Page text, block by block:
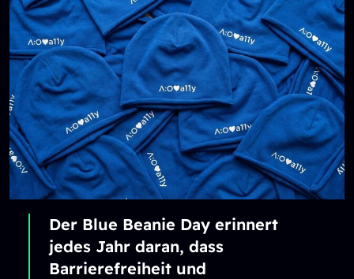
namensgebenden blauen
Mützen und rufen Unternehmen
auf, die kommenden
gesetzlichen Anforderungen zur
Barrierefreiheit proaktiv als
Chance zu nutzen.
Der Blue Beanie Day erinnert
jedes Jahr daran, dass
Barrierefreiheit und